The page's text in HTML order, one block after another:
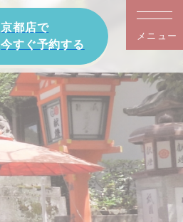
京都店で
今すぐ予約する
メニュー